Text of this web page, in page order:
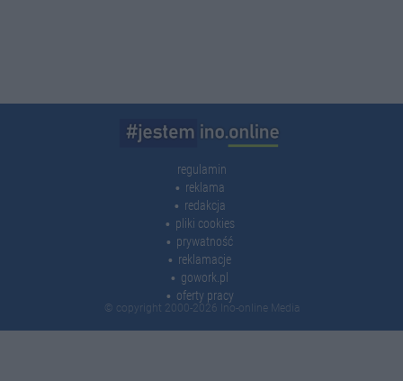
regulamin
reklama
redakcja
pliki cookies
prywatność
reklamacje
gowork.pl
oferty pracy
© copyright 2000-2026 Ino-online Media